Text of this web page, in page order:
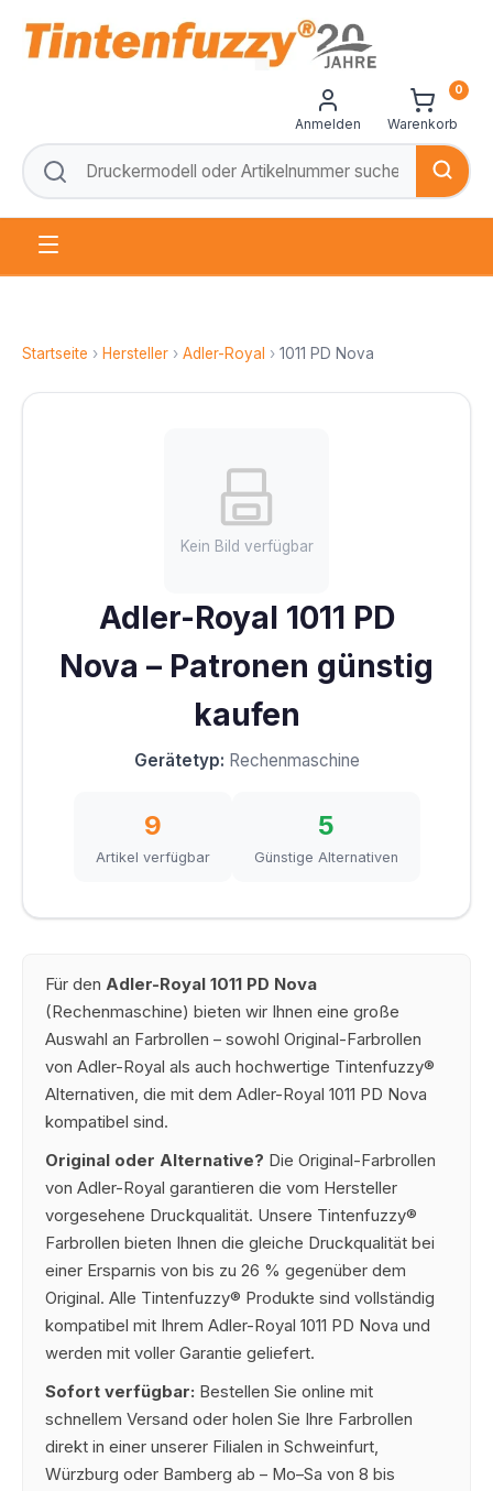
Anmelden Warenkorb
0
Startseite › Hersteller › Adler-Royal › 1011 PD Nova
Kein Bild verfügbar
Adler-Royal 1011 PD
Nova – Patronen günstig
kaufen
Gerätetyp: Rechenmaschine
9
Artikel verfügbar
5
Günstige Alternativen
Für den Adler-Royal 1011 PD Nova
(Rechenmaschine) bieten wir Ihnen eine große
Auswahl an Farbrollen – sowohl Original-Farbrollen
von Adler-Royal als auch hochwertige Tintenfuzzy®
Alternativen, die mit dem Adler-Royal 1011 PD Nova
kompatibel sind.
Original oder Alternative? Die Original-Farbrollen
von Adler-Royal garantieren die vom Hersteller
vorgesehene Druckqualität. Unsere Tintenfuzzy®
Farbrollen bieten Ihnen die gleiche Druckqualität bei
einer Ersparnis von bis zu 26 % gegenüber dem
Original. Alle Tintenfuzzy® Produkte sind vollständig
kompatibel mit Ihrem Adler-Royal 1011 PD Nova und
werden mit voller Garantie geliefert.
Sofort verfügbar: Bestellen Sie online mit
schnellem Versand oder holen Sie Ihre Farbrollen
direkt in einer unserer Filialen in Schweinfurt,
Würzburg oder Bamberg ab – Mo–Sa von 8 bis